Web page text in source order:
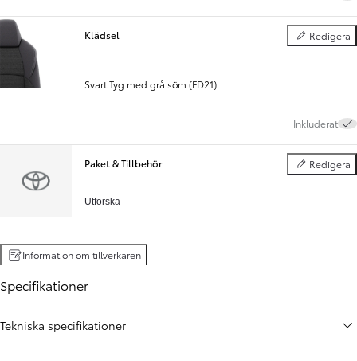
Klädsel Redigera
Klädsel
Svart Tyg med grå söm (FD21)
Inkluderat
Paket & Tillbehör Redigera
Paket &
Utforska
Information om tillverkaren
Specifikationer
Tekniska specifikationer